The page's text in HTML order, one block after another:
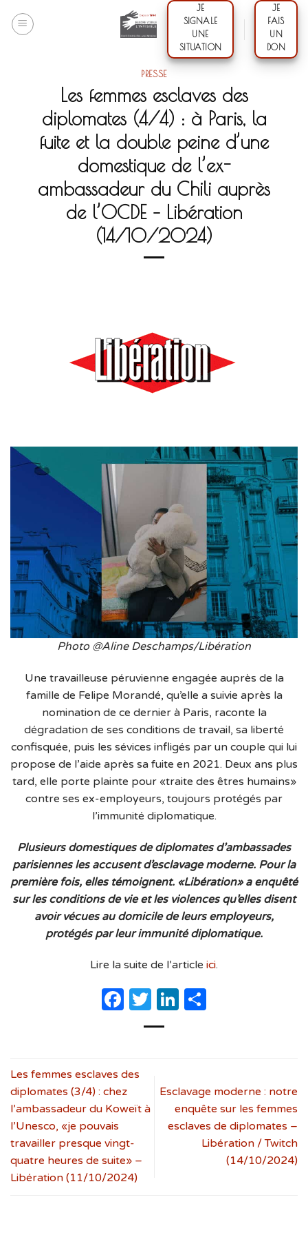
JE
SIGNALE
UNE
SITUATION
JE
FAIS
UN
DON
PRESSE
Les femmes esclaves des
diplomates (4/4) : à Paris, la
fuite et la double peine d’une
domestique de l’ex-
ambassadeur du Chili auprès
de l’OCDE – Libération
(14/10/2024)
Photo @Aline Deschamps/Libération
Une travailleuse péruvienne engagée auprès de la
famille de Felipe Morandé, qu’elle a suivie après la
nomination de ce dernier à Paris, raconte la
dégradation de ses conditions de travail, sa liberté
confisquée, puis les sévices infligés par un couple qui lui
propose de l’aide après sa fuite en 2021. Deux ans plus
tard, elle porte plainte pour «traite des êtres humains»
contre ses ex-employeurs, toujours protégés par
l’immunité diplomatique.
Plusieurs domestiques de diplomates d’ambassades
parisiennes les accusent d’esclavage moderne. Pour la
première fois, elles témoignent. «Libération» a enquêté
sur les conditions de vie et les violences qu’elles disent
avoir vécues au domicile de leurs employeurs,
protégés par leur immunité diplomatique.
Lire la suite de l’article ici.
Facebook
TwitterLinkedIn
Les femmes esclaves des
diplomates (3/4) : chez
l’ambassadeur du Koweït à
l’Unesco, «je pouvais
travailler presque vingt-
quatre heures de suite» –
Libération (11/10/2024)
Esclavage moderne : notre
enquête sur les femmes
esclaves de diplomates –
Libération / Twitch
(14/10/2024)